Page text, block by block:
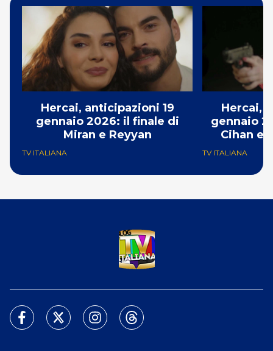
Hercai, anticipazioni 19
gennaio 2026: il finale di
Miran e Reyyan
TV ITALIANA
Hercai,
gennaio
Cihan e
TV ITALIANA